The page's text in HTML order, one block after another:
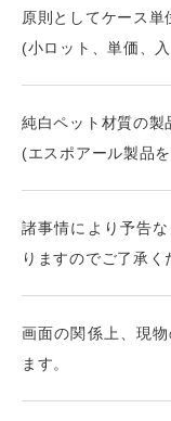
原則としてケース単
(小ロット、単価、
純白ペット材質の製
(エスポアール製品
諸事情により予告
りますのでご了承く
画面の関係上、現
ます。